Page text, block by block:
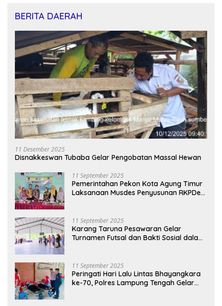
BERITA DAERAH
11 Desember 2025
Disnakkeswan Tubaba Gelar Pengobatan Massal Hewan
11 September 2025
Pemerintahan Pekon Kota Agung Timur
Laksanaan Musdes Penyusunan RKPDes
11 September 2025
Karang Taruna Pesawaran Gelar
Turnamen Futsal dan Bakti Sosial dalam
11 September 2025
Peringati Hari Lalu Lintas Bhayangkara
ke-70, Polres Lampung Tengah Gelar